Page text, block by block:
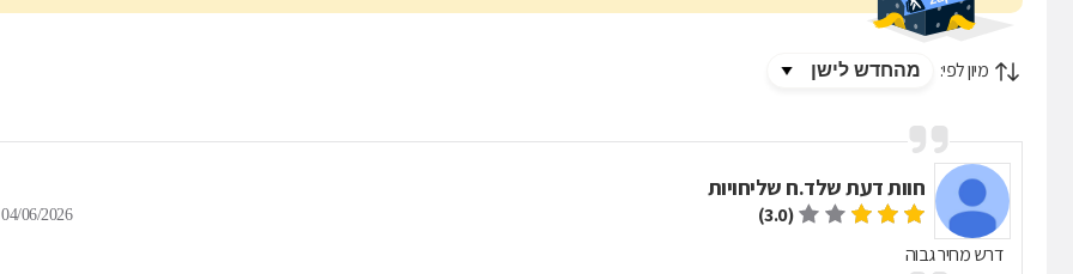
מיון לפי:
חוות דעת שלד.ח שליחויות
(3.0)
04/06/2026
דרש מחיר גבוה